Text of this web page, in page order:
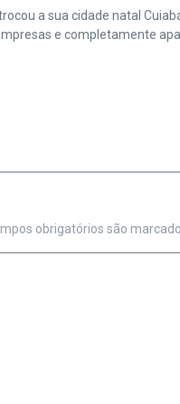
a sua cidade natal
e completamente
obrigatórios são